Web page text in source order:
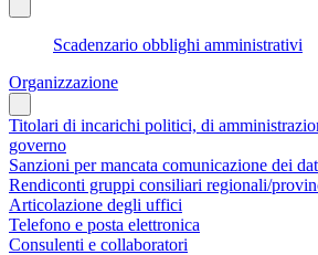
Scadenzario obblighi amministrativi
Organizzazione
Titolari di incarichi politici, di
governo
Sanzioni per mancata comunicazione dei
Rendiconti gruppi consiliari regionali/
Articolazione degli uffici
Telefono e posta elettronica
Consulenti e collaboratori